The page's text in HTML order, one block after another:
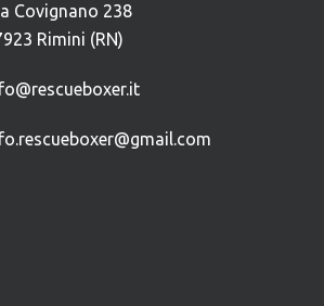
Covignano 238
Rimini (RN)